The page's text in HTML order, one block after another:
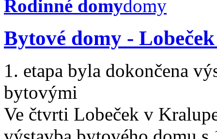
Rodinné domy
Bytové domy -
1. etapa byla dokončena
bytovými
Ve čtvrti Lobeček v